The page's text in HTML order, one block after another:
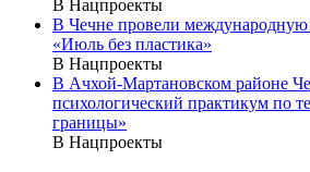
В Нацпроекты
В Чечне провели
«Июль без пластика»
В Нацпроекты
В Ачхой-Мартановском районе
психологический практикум по
границы»
В Нацпроекты